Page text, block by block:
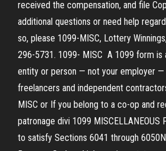
received the compensation, and file
additional questions or need help
so, please 1099-MISC, Lottery
296-5731. 1099- MISC A 1099 form is
entity or person — not your employer —
freelancers and independent
MISC or If you belong to a co-op and
patronage divi 1099 MISCELLANEOUS
to satisfy Sections 6041 through